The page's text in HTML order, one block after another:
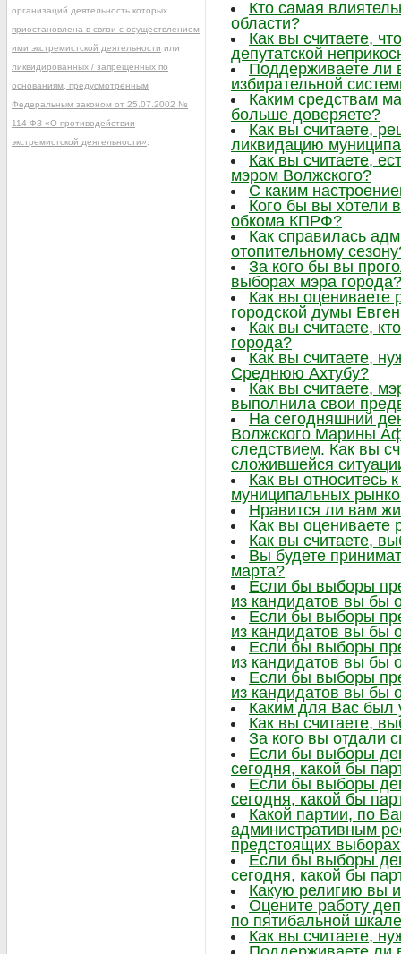
Кто самая
области?
Как вы считаете,
депутатской
Поддерживаете ли
избирательной
Каким средствам
больше доверяете?
Как вы считаете,
ликвидацию
Как вы считаете,
мэром Волжского?
С каким
Кого бы вы хотели
обкома КПРФ?
Как справилась
отопительному
За кого бы вы
выборах мэра города?
Как вы оцениваете
городской думы
Как вы считаете,
города?
Как вы считаете,
Среднюю Ахтубу?
Как вы считаете,
выполнила свои
На сегодняшний
Волжского Марины
следствием. Как вы
сложившейся
Как вы относитесь
муниципальных
Нравится ли вам
Как вы оцениваете
Как вы считаете,
Вы будете
марта?
Если бы выборы
из кандидатов вы бы
Если бы выборы
из кандидатов вы бы
Если бы выборы
из кандидатов вы бы
Если бы выборы
из кандидатов вы бы
Каким для Вас был
Как вы считаете,
За кого вы отдали
Если бы выборы
сегодня, какой бы
Если бы выборы
сегодня, какой бы
Какой партии, по
административным
предстоящих
Если бы выборы
сегодня, какой бы
Какую религию вы
Оцените работу
по пятибальной шкале
Как вы считаете,
организаций деятельность которых
приостановлена в связи с осуществлением
ими экстремистской деятельности или
ликвидированных / запрещённых по
основаниям, предусмотренным
Федеральным законом от 25.07.2002 №
114-ФЗ «О противодействии
экстремистской деятельности»